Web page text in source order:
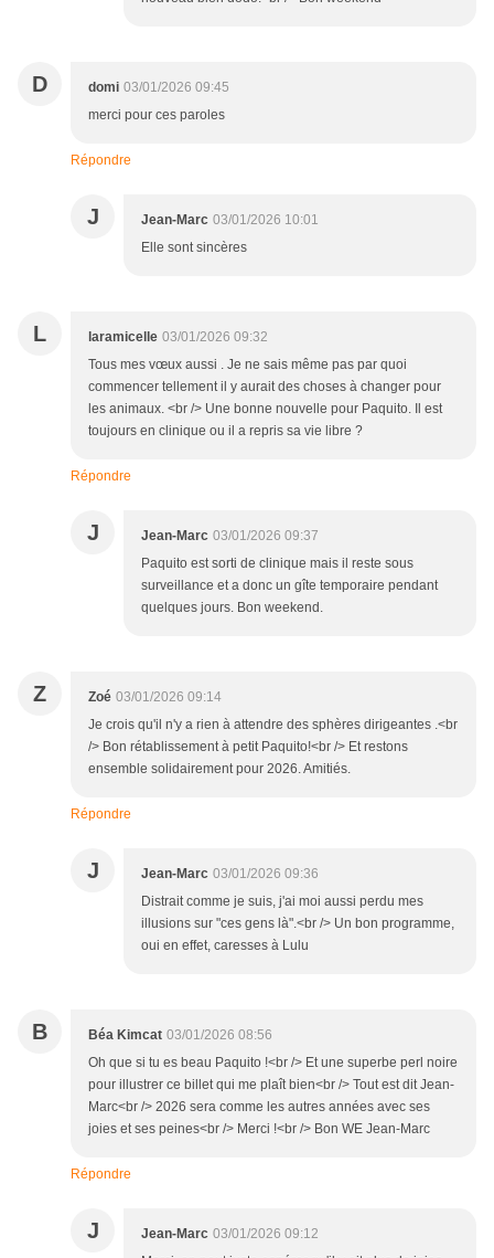
D domi 03/01/2026 09:45
merci pour ces paroles
Répondre
J Jean-Marc 03/01/2026 10:01
Elle sont sincères
L laramicelle 03/01/2026 09:32
Tous mes vœux aussi . Je ne sais même pas par quoi
commencer tellement il y aurait des choses à changer pour
les animaux. <br /> Une bonne nouvelle pour Paquito. Il est
toujours en clinique ou il a repris sa vie libre ?
Répondre
J Jean-Marc 03/01/2026 09:37
Paquito est sorti de clinique mais il reste sous
surveillance et a donc un gîte temporaire pendant
quelques jours. Bon weekend.
Z Zoé 03/01/2026 09:14
Je crois qu'il n'y a rien à attendre des sphères dirigeantes .<br
/> Bon rétablissement à petit Paquito!<br /> Et restons
ensemble solidairement pour 2026. Amitiés.
Répondre
J Jean-Marc 03/01/2026 09:36
Distrait comme je suis, j'ai moi aussi perdu mes
illusions sur "ces gens là".<br /> Un bon programme,
oui en effet, caresses à Lulu
B Béa Kimcat 03/01/2026 08:56
Oh que si tu es beau Paquito !<br /> Et une superbe perl noire
pour illustrer ce billet qui me plaît bien<br /> Tout est dit Jean-
Marc<br /> 2026 sera comme les autres années avec ses
joies et ses peines<br /> Merci !<br /> Bon WE Jean-Marc
Répondre
J Jean-Marc 03/01/2026 09:12